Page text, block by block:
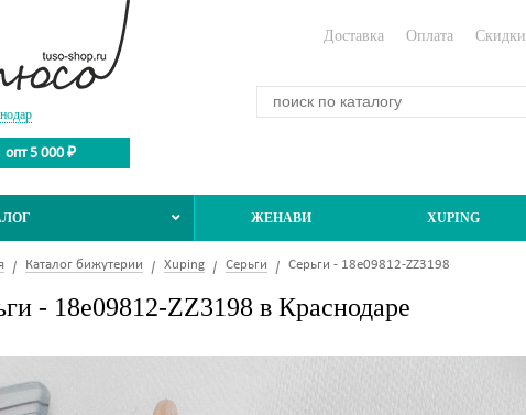
опт 5 000 ₽
Доставка Оплата Скидки
ЖЕНАВИ XUPING
Каталог бижутерии Xuping Серьги Серьги - 18e09812-ZZ3198
- 18e09812-ZZ3198 в Краснодаре